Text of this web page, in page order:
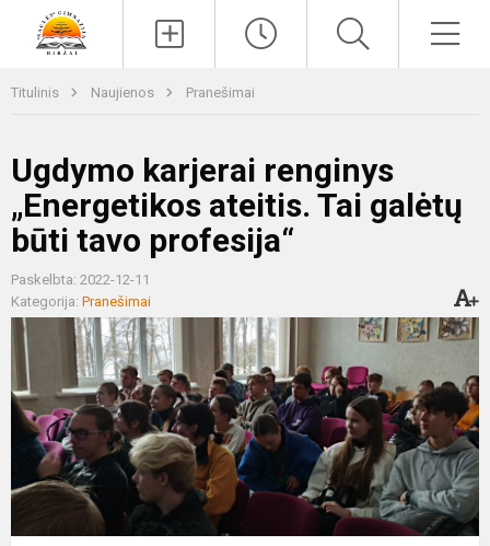
Titulinis Naujienos Pranešimai
Ugdymo karjerai renginys
„Energetikos ateitis. Tai galėtų
būti tavo profesija“
Paskelbta: 2022-12-11
Kategorija: Pranešimai